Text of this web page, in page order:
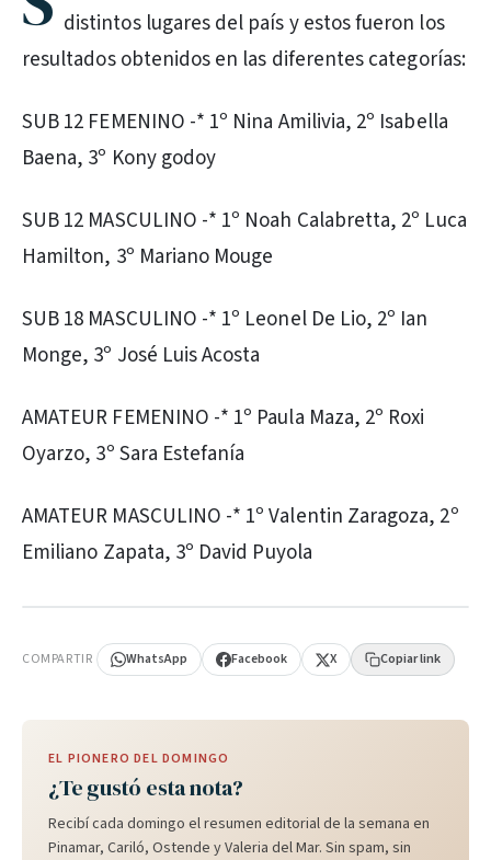
distintos lugares del país y estos fueron los
resultados obtenidos en las diferentes categorías:
SUB 12 FEMENINO -* 1º Nina Amilivia, 2º Isabella
Baena, 3º Kony godoy
SUB 12 MASCULINO -* 1º Noah Calabretta, 2º Luca
Hamilton, 3º Mariano Mouge
SUB 18 MASCULINO -* 1º Leonel De Lio, 2º Ian
Monge, 3º José Luis Acosta
AMATEUR FEMENINO -* 1º Paula Maza, 2º Roxi
Oyarzo, 3º Sara Estefanía
AMATEUR MASCULINO -* 1º Valentin Zaragoza, 2º
Emiliano Zapata, 3º David Puyola
COMPARTIR WhatsApp Facebook X Copiar link
EL PIONERO DEL DOMINGO
¿Te gustó esta nota?
Recibí cada domingo el resumen editorial de la semana en
Pinamar, Cariló, Ostende y Valeria del Mar. Sin spam, sin